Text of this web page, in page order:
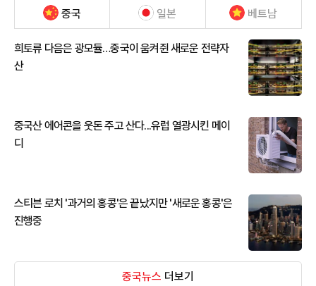
중국 일본 베트남
희토류 다음은 광모듈…중국이 움켜쥔 새로운 전략자
산
중국산 에어콘을 웃돈 주고 산다...유럽 열광시킨 메이
디
스티븐 로치 '과거의 홍콩'은 끝났지만 '새로운 홍콩'은
진행중
중국뉴스 더보기